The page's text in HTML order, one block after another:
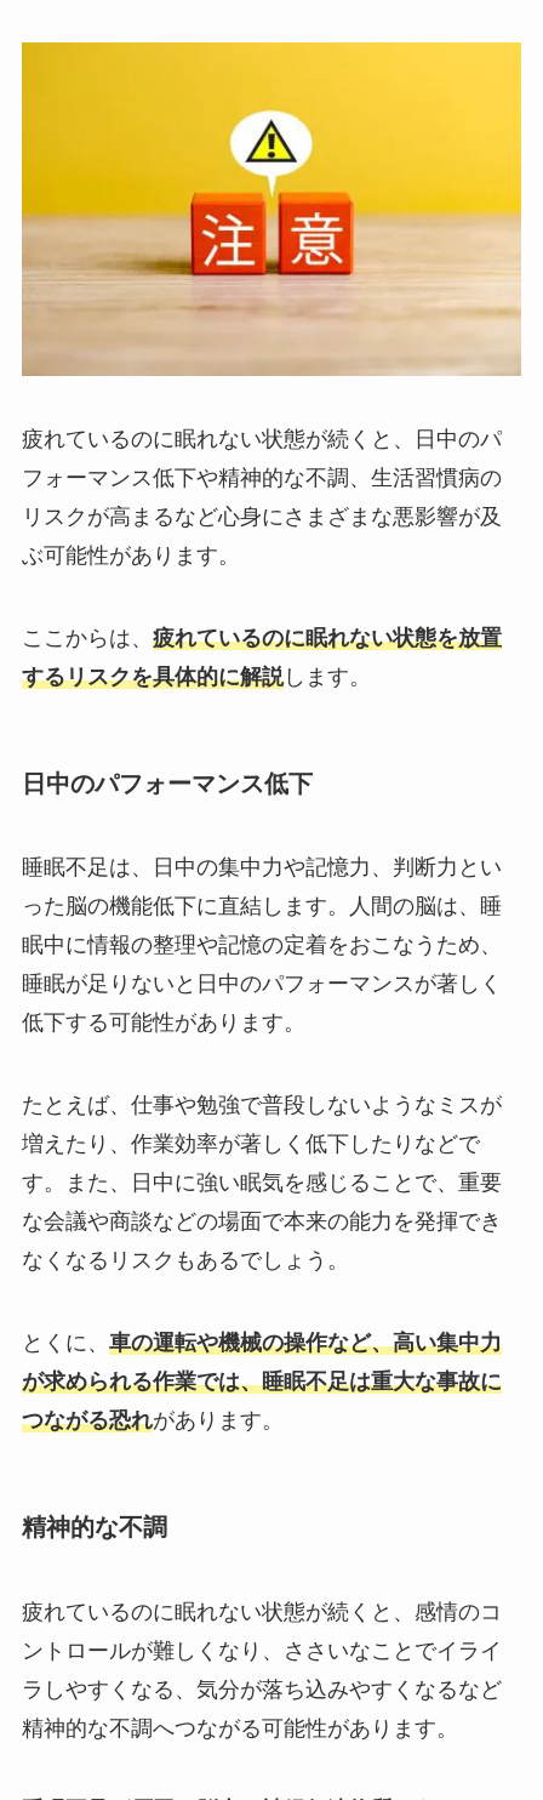
疲れているのに眠れない状態が続くと、日中のパ
フォーマンス低下や精神的な不調、生活習慣病の
リスクが高まるなど心身にさまざまな悪影響が及
ぶ可能性があります。
ここからは、 疲れているのに眠れない状態を放置
するリスクを具体的に解説します。
日中のパフォーマンス低下
睡眠不足は、日中の集中力や記憶力、判断力とい
った脳の機能低下に直結します。人間の脳は、睡
眠中に情報の整理や記憶の定着をおこなうため、
睡眠が足りないと日中のパフォーマンスが著しく
低下する可能性があります。
たとえば、仕事や勉強で普段しないようなミスが
増えたり、作業効率が著しく低下したりなどで
す。また、日中に強い眠気を感じることで、重要
な会議や商談などの場面で本来の能力を発揮でき
なくなるリスクもあるでしょう。
とくに、 車の運転や機械の操作など、高い集中力
が求められる作業では、睡眠不足は重大な事故に
つながる恐れがあります。
精神的な不調
疲れているのに眠れない状態が続くと、感情のコ
ントロールが難しくなり、ささいなことでイライ
ラしやすくなる、気分が落ち込みやすくなるなど
精神的な不調へつながる可能性があります。